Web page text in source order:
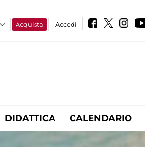
Acquista Accedi
DIDATTICA CALENDARIO